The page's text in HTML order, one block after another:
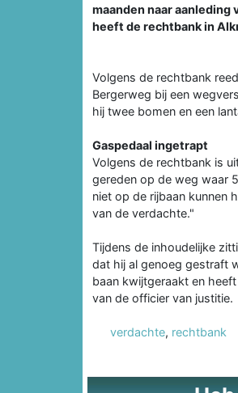
maanden naar aanleding
heeft de rechtbank in
Volgens de rechtbank
Bergerweg bij een
hij twee bomen en een
Gaspedaal ingetrapt
Volgens de rechtbank is
gereden op de weg waar
niet op de rijbaan kunnen
van de verdachte."
Tijdens de inhoudelijke
dat hij al genoeg gestraft
baan kwijtgeraakt en
van de officier van justitie.
verdachte, rechtbank